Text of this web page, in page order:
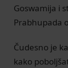
Goswamija i
Prabhupada
Čudesno je
kako